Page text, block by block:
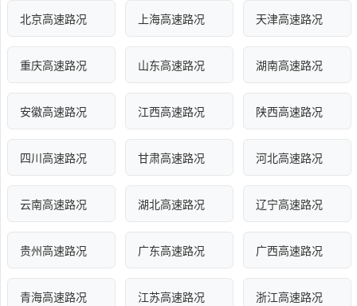
北京高速路况 上海高速路况 天津高速路况
重庆高速路况 山东高速路况 湖南高速路况
安徽高速路况 江西高速路况 陕西高速路况
四川高速路况 甘肃高速路况 河北高速路况
云南高速路况 湖北高速路况 辽宁高速路况
贵州高速路况 广东高速路况 广西高速路况
青海高速路况 江苏高速路况 浙江高速路况